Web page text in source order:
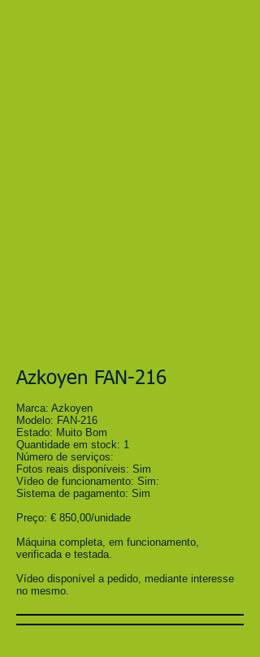
Azkoyen FAN-216
Marca: Azkoyen
Modelo: FAN-216
Estado: Muito Bom
Quantidade em stock: 1
Número de serviços:
Fotos reais disponíveis: Sim
Vídeo de funcionamento: Sim:
Sistema de pagamento: Sim
Preço: € 850,00/unidade
Máquina completa, em funcionamento,
verificada e testada.
Vídeo disponível a pedido, mediante interesse
no mesmo.